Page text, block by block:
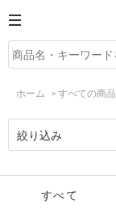
ホーム > すべての商品
絞り込み
すべて